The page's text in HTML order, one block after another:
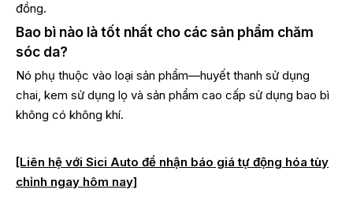
đồng.
Bao bì nào là tốt nhất cho các sản phẩm chăm
sóc da?
Nó phụ thuộc vào loại sản phẩm—huyết thanh sử dụng
chai, kem sử dụng lọ và sản phẩm cao cấp sử dụng bao bì
không có không khí.
[Liên hệ với Sici Auto để nhận báo giá tự động hóa tùy
chỉnh ngay hôm nay]